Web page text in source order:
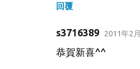
回覆
s3716389 2011年2
恭賀新喜^^